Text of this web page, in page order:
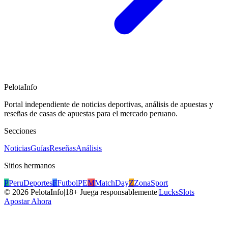
PelotaInfo
Portal independiente de noticias deportivas, análisis de apuestas y
reseñas de casas de apuestas para el mercado peruano.
Secciones
NoticiasGuíasReseñasAnálisis
Sitios hermanos
PPeruDeportesFFutbolPEMMatchDayZZonaSport
© 2026 PelotaInfo|18+ Juega responsablemente|LucksSlots
Apostar Ahora